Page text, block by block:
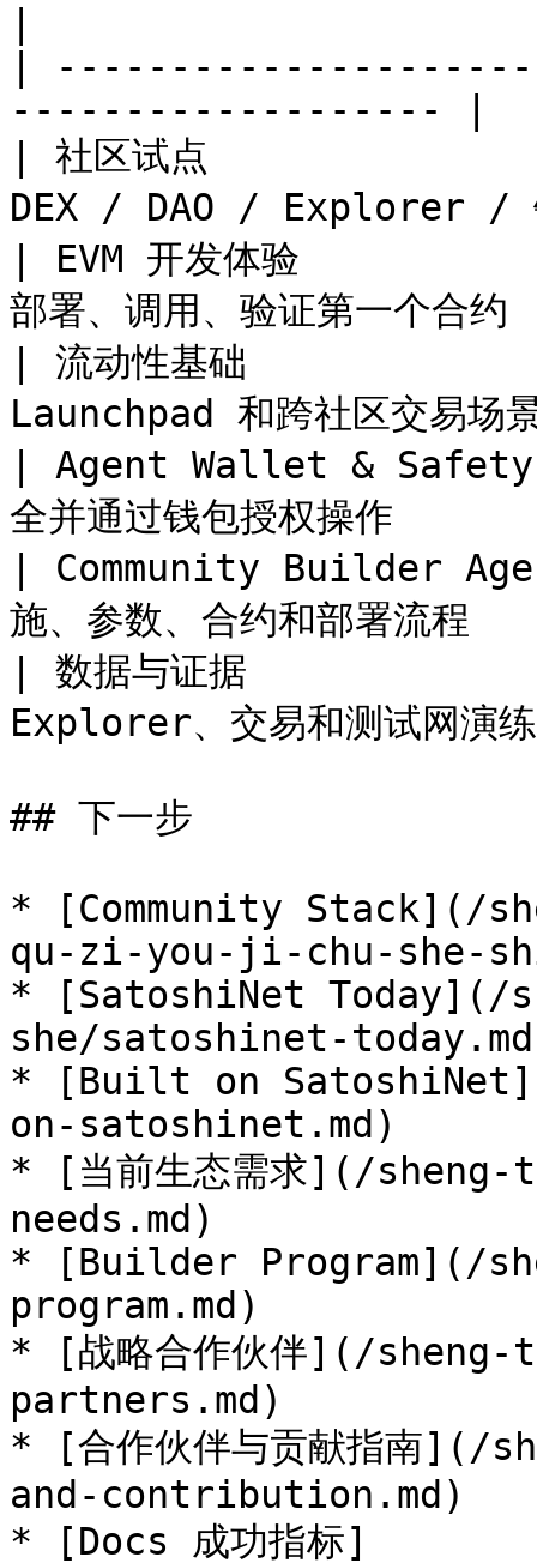
|
------------------- |
| 社区试点
DEX / DAO / Explorer /
| EVM 开发体验
部署、调用、验证第一
| 流动性基础
Launchpad 和跨社区
| Agent Wallet &
全并通过钱包授权操
| Community Builder
施、参数、合约和部
| 数据与证据
Explorer、交易和测试网
## 下一步
* [Community Stack](/
qu-zi-you-ji-chu-she-
* [SatoshiNet
she/satoshinet-
* [Built on
on-satoshinet.md)
* [当前生态需求](/
needs.md)
* [Builder Program](/
program.md)
* [战略合作伙伴](/
partners.md)
* [合作伙伴与贡献指南
and-contribution.md)
* [Docs 成功指标]